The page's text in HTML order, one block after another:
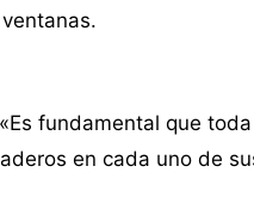
fundamental que
en cada uno de